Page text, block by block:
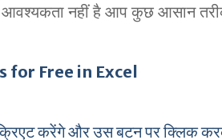
नहीं है आप कुछ आसान
for Free in Excel
करेंगे और उस बटन पर क्लिक